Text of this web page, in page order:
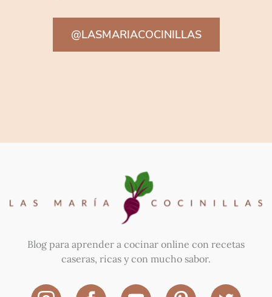
@LASMARIACOCINILLAS
Blog para aprender a cocinar online con recetas
caseras, ricas y con mucho sabor.